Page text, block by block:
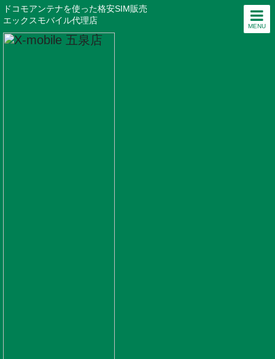
MENU
ドコモアンテナを使った格安SIM販売
エックスモバイル代理店